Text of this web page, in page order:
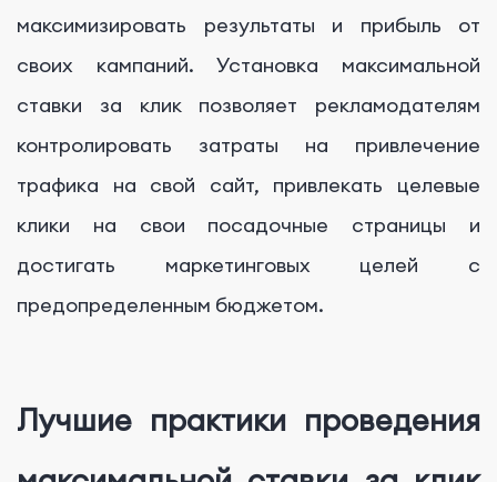
максимизировать результаты и прибыль от
своих кампаний. Установка максимальной
ставки за клик позволяет рекламодателям
контролировать затраты на привлечение
трафика на свой сайт, привлекать целевые
клики на свои посадочные страницы и
достигать маркетинговых целей с
предопределенным бюджетом.
Лучшие практики проведения